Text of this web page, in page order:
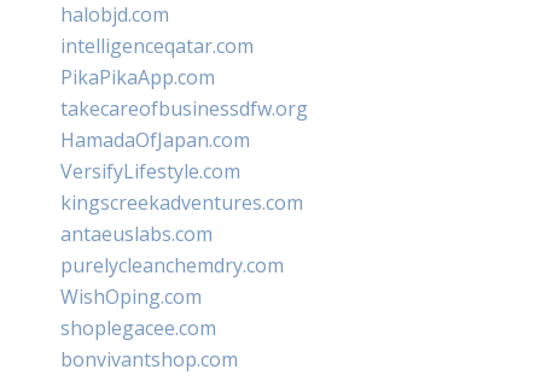
halobjd.com
intelligenceqatar.com
PikaPikaApp.com
takecareofbusinessdfw.org
HamadaOfJapan.com
VersifyLifestyle.com
kingscreekadventures.com
antaeuslabs.com
purelycleanchemdry.com
WishOping.com
shoplegacee.com
bonvivantshop.com